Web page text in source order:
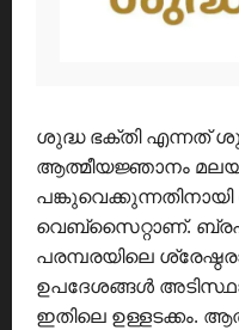
ശുദ്ധ ഭക്തി എന്നത്
ആത്മീയജ്ഞാനം
പങ്കുവെക്കുന്നതിനായി
വെബ്സൈറ്റാണ്.
പരമ്പരയിലെ
ഉപദേശങ്ങൾ
ഇതിലെ ഉള്ളടക്കം.